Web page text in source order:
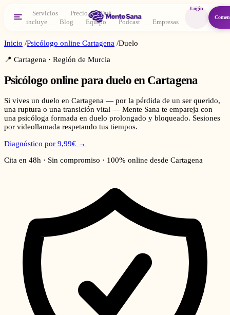
Servicios Precio
Qué
incluye
Blog Equipo Podcast Empresas
Login
Inicio /Psicólogo online Cartagena /Duelo
📍 Cartagena · Región de Murcia
Psicólogo online para dueloen Cartagena
Si vives un duelo en Cartagena — por la pérdida de un ser querido,
una ruptura o una transición vital — Mente Sana te empareja con
una psicóloga formada en duelo prolongado y bloqueado. Sesiones
por videollamada respetando tus tiempos.
Diagnóstico por 9,99€ →
Cita en 48h · Sin compromiso · 100% online desde Cartagena